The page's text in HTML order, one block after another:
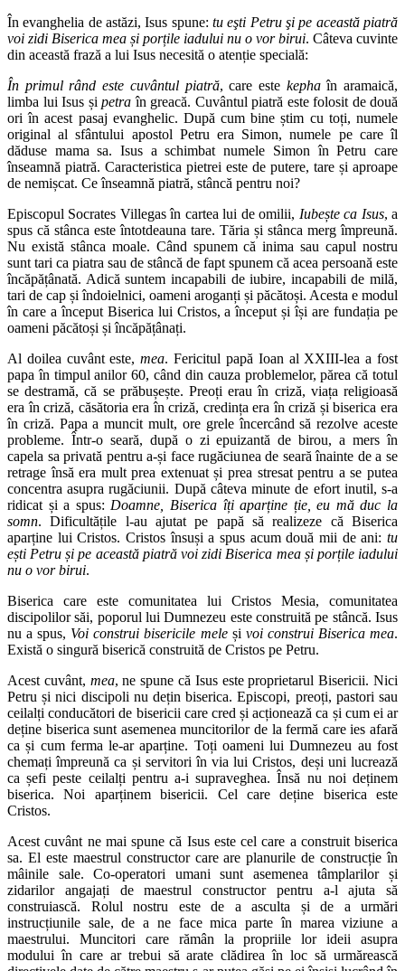
În evanghelia de astăzi, Isus spune: tu eşti Petru şi pe această piatră
voi zidi Biserica mea și porțile iadului nu o vor birui. Câteva cuvinte
din această frază a lui Isus necesită o atenție specială:
În primul rând este cuvântul piatră, care este kephaîn aramaică,
limba lui Isus și petra în greacă. Cuvântul piatră este folosit de două
ori în acest pasaj evanghelic. După cum bine știm cu toți, numele
original al sfântului apostol Petru era Simon, numele pe care îl
dăduse mama sa. Isus a schimbat numele Simon în Petru care
înseamnă piatră. Caracteristica pietrei este de putere, tare și aproape
de nemișcat. Ce înseamnă piatră, stâncă pentru noi?
Episcopul Socrates Villegas în cartea lui de omilii, Iubește ca Isus, a
spus că stânca este întotdeauna tare. Tăria și stânca merg împreună.
Nu există stânca moale. Când spunem că inima sau capul nostru
sunt tari ca piatra sau de stâncă de fapt spunem că acea persoană este
încăpățânată. Adică suntem incapabili de iubire, incapabili de milă,
tari de cap și îndoielnici, oameni aroganți și păcătoși. Acesta e modul
în care a început Biserica lui Cristos, a început și își are fundația pe
oameni păcătoși și încăpățânați.
Al doilea cuvânt este,mea. Fericitul papă Ioan al XXIII-lea a fost
papa în timpul anilor 60, când din cauza problemelor, părea că totul
se destramă, că se prăbușește. Preoți erau în criză, viața religioasă
era în criză, căsătoria era în criză, credința era în criză și biserica era
în criză. Papa a muncit mult, ore grele încercând să rezolve aceste
probleme. Într-o seară, după o zi epuizantă de birou, a mers în
capela sa privată pentru a-și face rugăciunea de seară înainte de a se
retrage însă era mult prea extenuat și prea stresat pentru a se putea
concentra asupra rugăciunii. După câteva minute de efort inutil, s-a
ridicat și a spus: Doamne, Biserica îți aparține ție, eu mă duc la
somn. Dificultățile l-au ajutat pe papă să realizeze că Biserica
aparține lui Cristos. Cristos însuși a spus acum două mii de ani: tu
ești Petru și pe această piatră voi zidi Biserica mea și porțile iadului
nu o vor birui.
Biserica care este comunitatea lui Cristos Mesia, comunitatea
discipolilor săi, poporul lui Dumnezeu este construită pe stâncă. Isus
nu a spus, Voi construi bisericile meleși voi construi Biserica mea.
Există o singură biserică construită de Cristos pe Petru.
Acest cuvânt, mea, ne spune că Isus este proprietarul Bisericii. Nici
Petru și nici discipoli nu dețin biserica. Episcopi, preoți, pastori sau
ceilalți conducători de bisericii care cred și acționează ca și cum ei ar
deține biserica sunt asemenea muncitorilor de la fermă care ies afară
ca și cum ferma le-ar aparține. Toți oameni lui Dumnezeu au fost
chemați împreună ca și servitori în via lui Cristos, deși uni lucrează
ca șefi peste ceilalți pentru a-i supraveghea. Însă nu noi deținem
biserica. Noi aparținem bisericii. Cel care deține biserica este
Cristos.
Acest cuvânt ne mai spune că Isus este cel care a construit biserica
sa. El este maestrul constructor care are planurile de construcție în
mâinile sale. Co-operatori umani sunt asemenea tâmplarilor și
zidarilor angajați de maestrul constructor pentru a-l ajuta să
construiască. Rolul nostru este de a asculta și de a urmări
instrucțiunile sale, de a ne face mica parte în marea viziune a
maestrului. Muncitori care rămân la propriile lor ideii asupra
modului în care ar trebui să arate clădirea în loc să urmărească